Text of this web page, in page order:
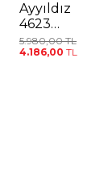
Ayyıldız
4623
Kahverengi
Pembe
5.980,00TL
4.186,00 TL